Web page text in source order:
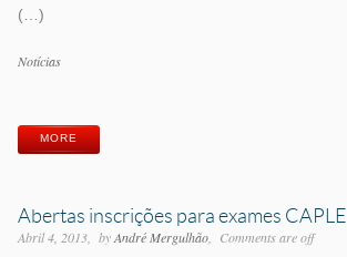
(…)
Categorias
Notícias
MORE
Abertas inscrições para exames CAPLE
Abril 4, 2013 byAndré Mergulhão Comments are off